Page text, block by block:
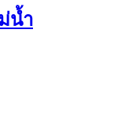
น้ำ